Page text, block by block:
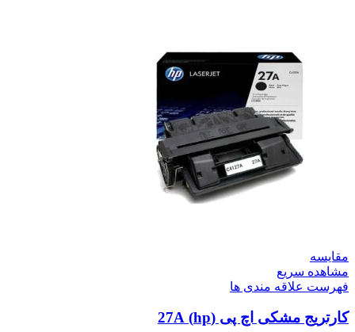
مقایسه
مشاهده سریع
فهرست علاقه مندی ها
کارتریج مشکی اچ پی (hp) 27A